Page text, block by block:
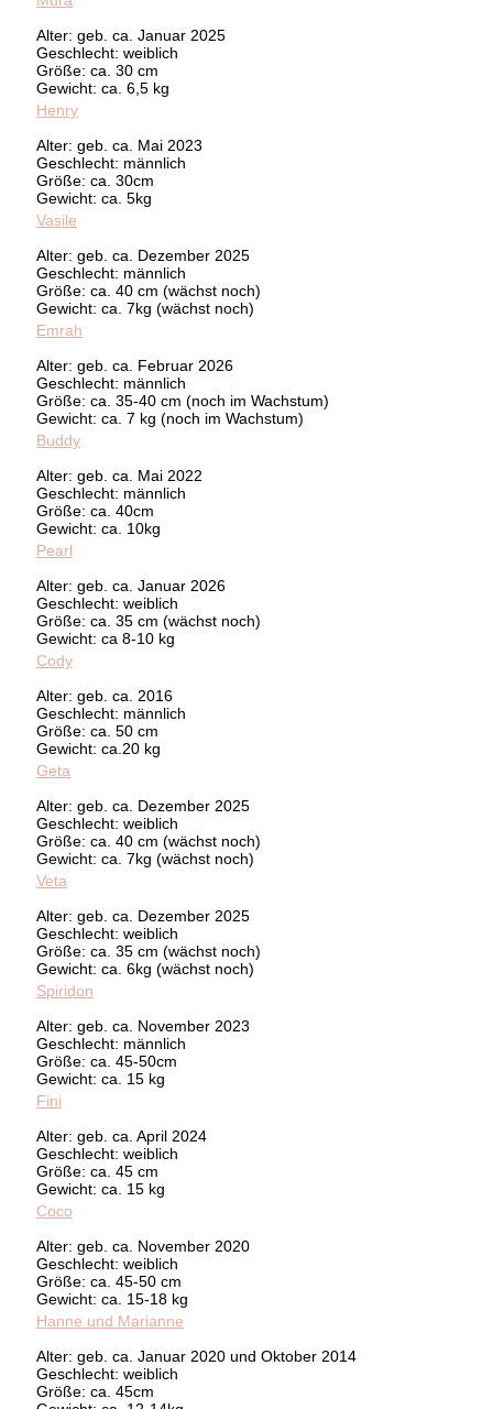
Alter: geb. ca. Januar 2025
Geschlecht: weiblich
Größe: ca. 30 cm
Gewicht: ca. 6,5 kg
Henry
Alter: geb. ca. Mai 2023
Geschlecht: männlich
Größe: ca. 30cm
Gewicht: ca. 5kg
Vasile
Alter: geb. ca. Dezember 2025
Geschlecht: männlich
Größe: ca. 40 cm (wächst noch)
Gewicht: ca. 7kg (wächst noch)
Emrah
Alter: geb. ca. Februar 2026
Geschlecht: männlich
Größe: ca. 35-40 cm (noch im Wachstum)
Gewicht: ca. 7 kg (noch im Wachstum)
Buddy
Alter: geb. ca. Mai 2022
Geschlecht: männlich
Größe: ca. 40cm
Gewicht: ca. 10kg
Pearl
Alter: geb. ca. Januar 2026
Geschlecht: weiblich
Größe: ca. 35 cm (wächst noch)
Gewicht: ca 8-10 kg
Cody
Alter: geb. ca. 2016
Geschlecht: männlich
Größe: ca. 50 cm
Gewicht: ca.20 kg
Geta
Alter: geb. ca. Dezember 2025
Geschlecht: weiblich
Größe: ca. 40 cm (wächst noch)
Gewicht: ca. 7kg (wächst noch)
Veta
Alter: geb. ca. Dezember 2025
Geschlecht: weiblich
Größe: ca. 35 cm (wächst noch)
Gewicht: ca. 6kg (wächst noch)
Spiridon
Alter: geb. ca. November 2023
Geschlecht: männlich
Größe: ca. 45-50cm
Gewicht: ca. 15 kg
Fini
Alter: geb. ca. April 2024
Geschlecht: weiblich
Größe: ca. 45 cm
Gewicht: ca. 15 kg
Coco
Alter: geb. ca. November 2020
Geschlecht: weiblich
Größe: ca. 45-50 cm
Gewicht: ca. 15-18 kg
Hanne und Marianne
Alter: geb. ca. Januar 2020 und Oktober 2014
Geschlecht: weiblich
Größe: ca. 45cm